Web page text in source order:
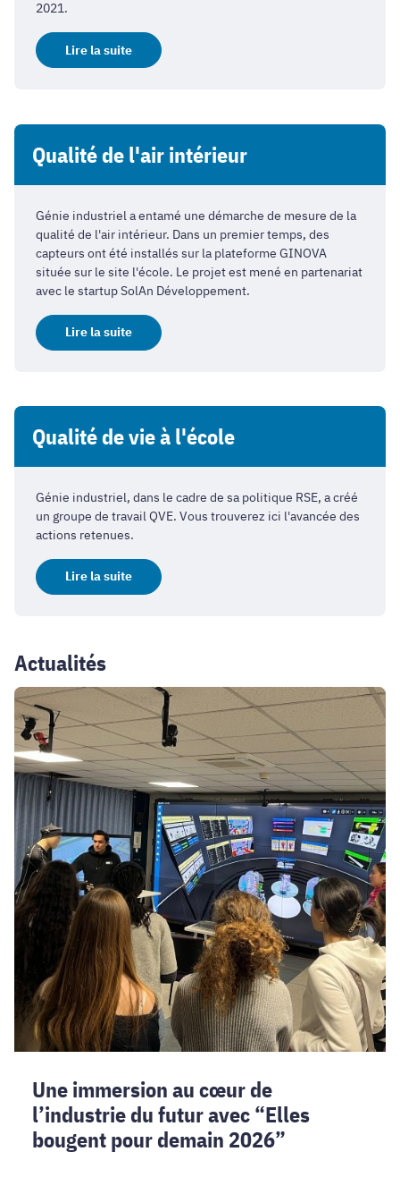
2021.
Lire la suite
Qualité de l'air intérieur
Génie industriel a entamé une démarche de mesure de la
qualité de l'air intérieur. Dans un premier temps, des
capteurs ont été installés sur la plateforme GINOVA
située sur le site l'école. Le projet est mené en partenariat
avec le startup SolAn Développement.
Lire la suite
Qualité de vie à l'école
Génie industriel, dans le cadre de sa politique RSE, a créé
un groupe de travail QVE. Vous trouverez ici l'avancée des
actions retenues.
Lire la suite
Actualités
Une
immersion
au
cœur
de
l’industrie
du
futur
avec
“Elles
bougent
pour
demain
2026”
Une immersion au cœur de
l’industrie du futur avec “Elles
bougent pour demain 2026”